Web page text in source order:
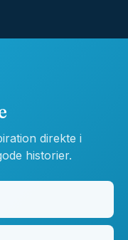
direkte i
historier.